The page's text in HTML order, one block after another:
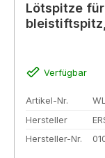
Lötspitze
Verfügbar
Artikel-Nr.
Hersteller
Hersteller-Nr.